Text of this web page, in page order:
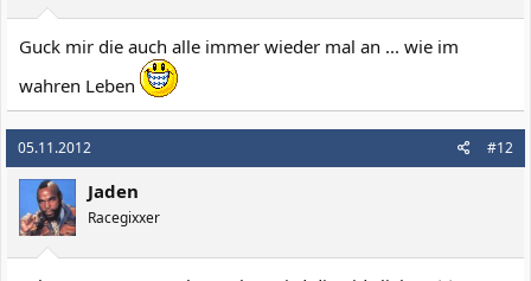
Guck mir die auch alle immer wieder mal an ... wie im
wahren Leben
05.11.2012 #12
Jaden
Racegixxer